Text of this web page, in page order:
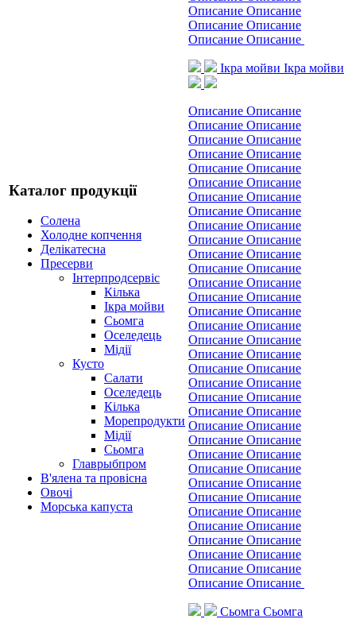
Каталог продукції
Солена
Холодне копчення
Делікатесна
Пресерви
Інтерпродсервіс
Кілька
Ікра мойви
Сьомга
Оселедець
Мідії
Кусто
Салати
Оселедець
Кілька
Морепродукти
Мідії
Сьомга
Главрыбпром
В'ялена та провісна
Овочі
Морська капуста
Описание Описание
Описание Описание
Описание Описание
Ікра мойви Ікра мойви
Описание Описание
Описание Описание
Описание Описание
Описание Описание
Описание Описание
Описание Описание
Описание Описание
Описание Описание
Описание Описание
Описание Описание
Описание Описание
Описание Описание
Описание Описание
Описание Описание
Описание Описание
Описание Описание
Описание Описание
Описание Описание
Описание Описание
Описание Описание
Описание Описание
Описание Описание
Описание Описание
Описание Описание
Описание Описание
Описание Описание
Описание Описание
Описание Описание
Описание Описание
Описание Описание
Описание Описание
Описание Описание
Описание Описание
Описание Описание
Сьомга Сьомга